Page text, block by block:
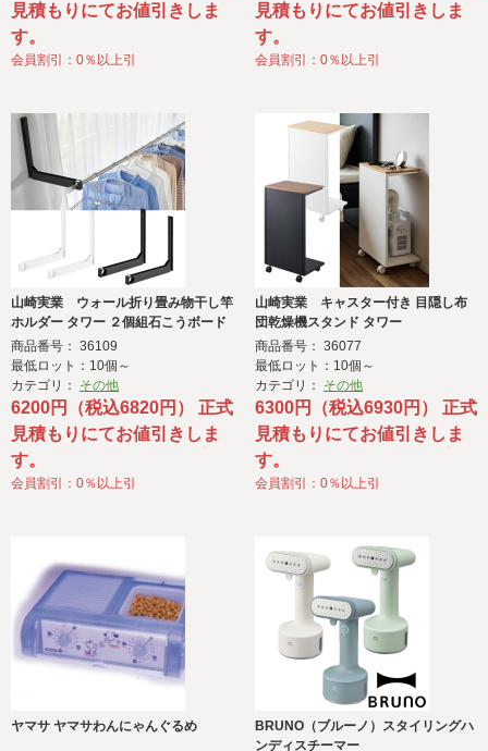
見積もりにてお値引きしま
す。
会員割引：0％以上引
見積もりにてお値引きしま
す。
会員割引：0％以上引
山崎実業 ウォール折り畳み物干し竿
ホルダー タワー ２個組石こうボード
商品番号： 36109
最低ロット：10個～
カテゴリ： その他
6200円（税込6820円） 正式
見積もりにてお値引きしま
す。
会員割引：0％以上引
山崎実業 キャスター付き 目隠し布
団乾燥機スタンド タワー
商品番号： 36077
最低ロット：10個～
カテゴリ： その他
6300円（税込6930円） 正式
見積もりにてお値引きしま
す。
会員割引：0％以上引
ヤマサ ヤマサわんにゃんぐるめ
BRUNO（ブルーノ）スタイリングハ
ンディスチーマー